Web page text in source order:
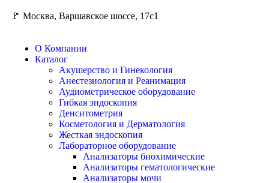
🚩 Москва, Варшавское шоссе, 17с1
О Компании
Каталог
Акушерство и Гинекология
Анестезиология и Реанимация
Аудиометрическое оборудование
Гибкая эндоскопия
Денситометрия
Косметология и Дерматология
Жесткая эндоскопия
Лабораторное оборудование
Анализаторы биохимические
Анализаторы гематологические
Анализаторы мочи